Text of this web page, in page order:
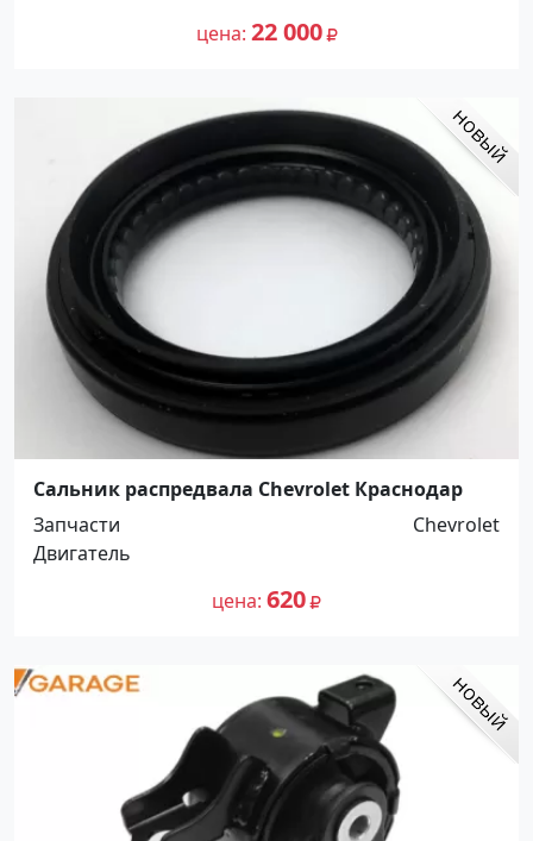
цена 22 000
Сальник распредвала Chevrolet Краснодар
Запчасти
Chevrolet
Двигатель
цена 620